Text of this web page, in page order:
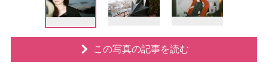
この写真の記事を読む